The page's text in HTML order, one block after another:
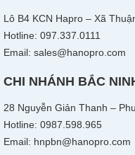
Lô B4 KCN Hapro – Xã
Hotline: 097.337.0111
Email: sales@hanopro.com
CHI NHÁNH BẮC
28 Nguyễn Giản Thanh –
Hotline: 0987.598.965
Email: hnpbn@hanopro.com